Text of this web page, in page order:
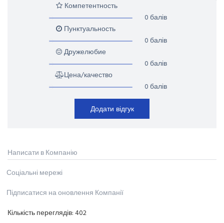
Компетентность
0 балів
Пунктуальность
0 балів
Дружелюбие
0 балів
Цена/качество
0 балів
Додати відгук
Написати в Компанію
Соціальні мережі
Підписатися на оновлення Компанії
Кількість переглядів:402